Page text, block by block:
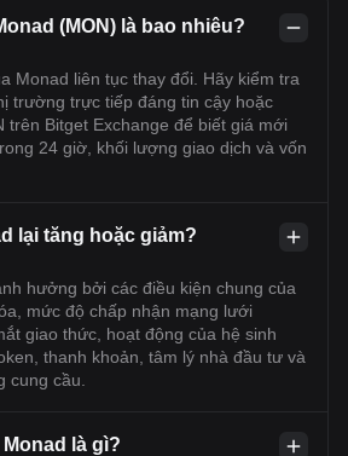
(MON) là bao nhiêu?
Monad liên tục thay đổi. Hãy kiểm tra
trường trực tiếp đáng tin cậy hoặc
trên Bitget Exchange để biết giá mới
24 giờ, khối lượng giao dịch và vốn
lại tăng hoặc giảm?
hưởng bởi các điều kiện chung của
mức độ chấp nhận mạng lưới
giao thức, hoạt động của hệ sinh
thanh khoản, tâm lý nhà đầu tư và
cung cầu.
là gì?